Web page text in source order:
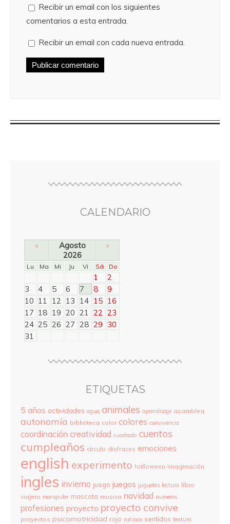
Recibir un email con los siguientes
comentarios a esta entrada.
Recibir un email con cada nueva entrada.
CALENDARIO
«
Agosto
2026
»
Lu Ma Mi Ju Vi Sá Do
1
2
3
4 5 6 7 8
9
10 11 12 13 14 15 16
17 18 19 20 21 22 23
24 25 26 27 28 29 30
31
ETIQUETAS
5 años actividades agua animales aprendizaje asamblea
autonomía biblioteca color colores convivencia
coordinación creatividad cuadrado cuentos
cumpleaños círculo disfraces emociones
english experimento halloween imaginación
ingles invierno juego juegos juguetes lectura libro
viajero manipular mascota musica navidad numeros
profesiones proyecto proyecto convive
proyectos psicomotricidad rojo rutinas sentidos textura